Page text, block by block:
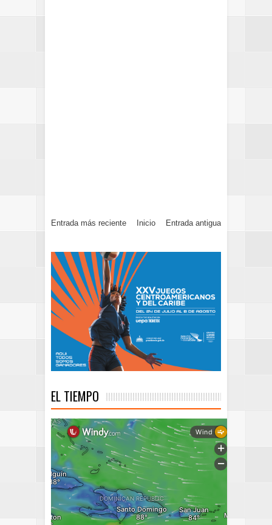
Entrada más reciente Entrada antigua
Inicio
EL TIEMPO